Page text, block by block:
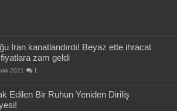
İran kanatlandırdı! Beyaz ette ihracat
fiyatlara zam geldi
2021 1
Edilen Bir Ruhun Yeniden Diriliş